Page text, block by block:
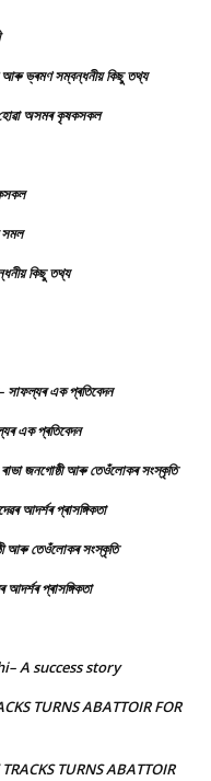
আৰু ভ্ৰমণ সম্বন্ধনীয় কিছু তথ্য
হোৱা অসমৰ কৃষকসকল
সমল
কিছু তথ্য
সাফল্যৰ এক প্ৰতিবেদন
এক প্ৰতিবেদন
জনগোষ্ঠী আৰু তেওঁলোকৰ সংস্কৃতি
আদৰ্শৰ প্ৰাসঙ্গিকতা
আৰু তেওঁলোকৰ সংস্কৃতি
প্ৰাসঙ্গিকতা
A success story
TURNS ABATTOIR FOR
TURNS ABATTOIR